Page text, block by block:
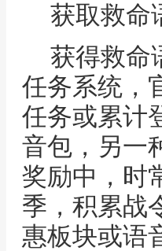
获取救命
获得救命
任务系统，
任务或累计
音包，另一
奖励中，时
季，积累战
惠板块或语